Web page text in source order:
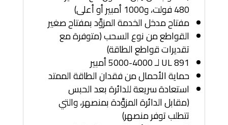
480 فولت، و1000 أمبير أو أعلى)
مفتاح مدخل الخدمة المزوَّد بمفتاح صغير
القواطع من نوع السحب (متوفرة مع
تقديرات قواطع الطاقة)
UL 891 لـ 4000-5000 أمبير
حماية الأحمال من فقدان الطاقة الممتد
استعادة سريعة للدائرة بعد الحبس
(مقابل الدائرة المزوَّدة بمنصهر، والتي
تتطلب توفر منصهر)